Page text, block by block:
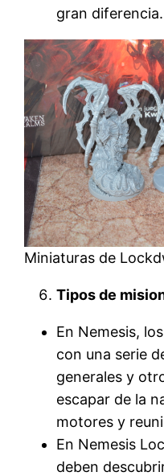
gran diferencia.
Miniaturas de
Tipos de
En Nemesis,
con una serie
generales y
escapar de la
motores y
En Nemesis
deben